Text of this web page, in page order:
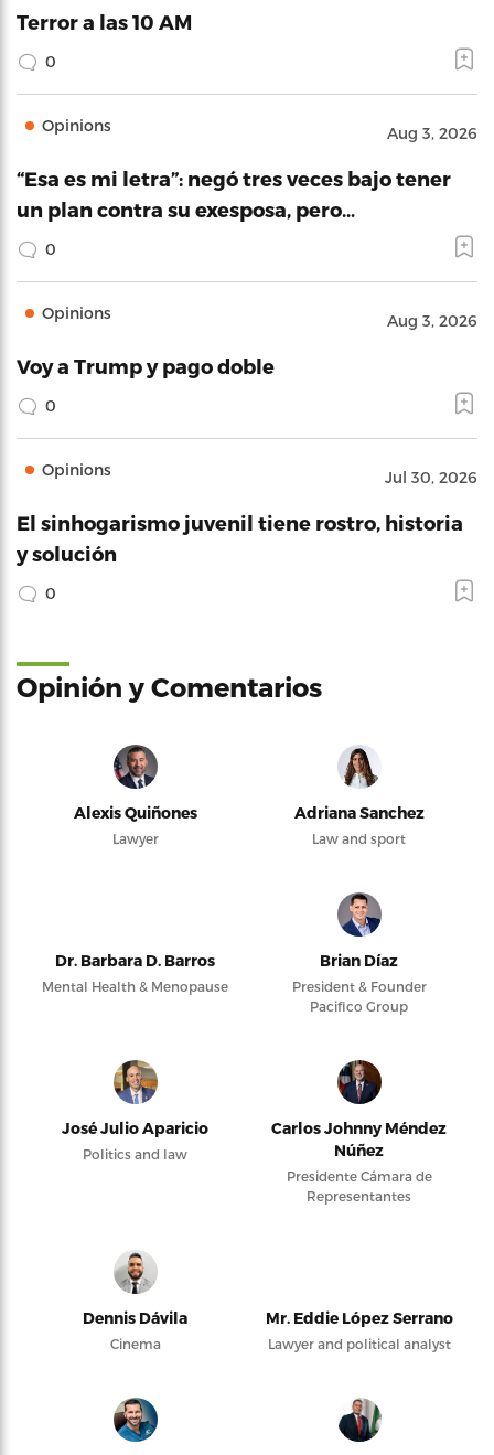
Terror a las 10 AM
0
Opinions Aug 3, 2026
“Esa es mi letra”: negó tres veces bajo tener
un plan contra su exesposa, pero…
0
Opinions Aug 3, 2026
Voy a Trump y pago doble
0
Opinions Jul 30, 2026
El sinhogarismo juvenil tiene rostro, historia
y solución
0
Opinión y Comentarios
Alexis Quiñones
Lawyer
Adriana Sanchez
Law and sport
Dr. Barbara D. Barros
Mental Health & Menopause
Brian Díaz
President & Founder
Pacifico Group
José Julio Aparicio
Politics and law
Carlos Johnny Méndez
Núñez
Presidente Cámara de
Representantes
Dennis Dávila
Cinema
Mr. Eddie López Serrano
Lawyer and political analyst